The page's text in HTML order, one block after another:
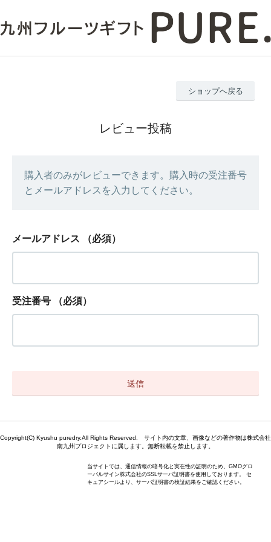
ショップへ戻る
レビュー投稿
購入者のみがレビューできます。購入時の受注番号
とメールアドレスを入力してください。
メールアドレス （必須）
受注番号 （必須）
Copyright(C) Kyushu puredry.All Rights Reserved. サイト内の文章、画像などの著作物は株式会社
南九州プロジェクトに属します。無断転載を禁止します。
当サイトでは、通信情報の暗号化と実在性の証明のため、GMOグロ
ーバルサイン株式会社のSSLサーバ証明書を使用しております。 セ
キュアシールより、サーバ証明書の検証結果をご確認ください。